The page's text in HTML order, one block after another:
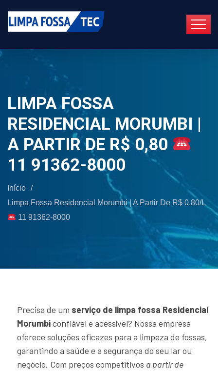
LIMPA FOSSA
RESIDENCIAL MORUMBI |
A PARTIR DE R$ 0,80
11 91362-8000
Início /
Limpa Fossa Residencial Morumbi | A Partir De R$ 0,80/L
11 91362-8000
Precisa de um serviço de limpa fossa Residencial
Morumbiconfiável e acessível? Nossa empresa
oferece soluções eficazes para a limpeza de fossas,
garantindo a saúde e a segurança do seu lar ou
negócio. Com preços competitivos a partir de